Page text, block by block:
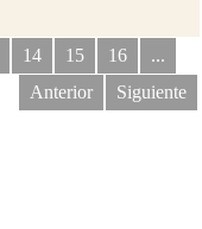
14 15 16
...
Anterior
Siguiente